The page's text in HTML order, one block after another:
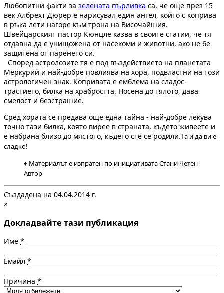
Любопитни факти за зелената пърливка са, че още през 15
век Албрехт Дюрер е нарисувал един ангел, който с коприва
в ръка лети нагоре към трона на Височайшия.
Швейцарският пастор Кюнцле казва в своите статии, че тя
отдавна да е унищожена от насекоми и животни, ако не бе
защитена от паренето си.
Според аст­ролозите тя е под въздействието на планетата
Мерку­рий и най-добре повлиява на хора, подвластни на то­зи
астрологичен знак. Копривата е емблема на сладос­
трастието, билка на храбростта. Носена до тялото, дава
смелост и безстрашие.
Сред хората се предава още една тайна - най-добре лекува
точно тази билка, която вирее в страната, къде­то живеете и
е наб­рана близо до мяс­тото, където сте се родили.Та и да ви е
сладко!
♦ Материалът е изпратен по инициативата Стани Четен
Автор
Създадена на 04.04.2014 г.
×
Докладвайте тази публикация
Име *
Емайл *
Причина *